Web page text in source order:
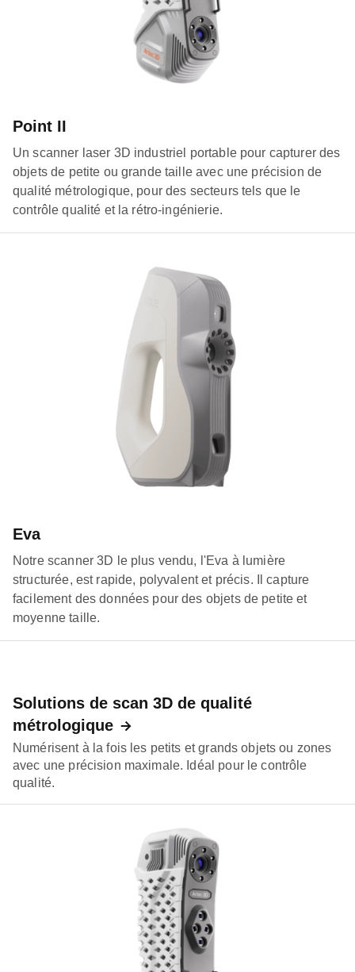
Point II
Un scanner laser 3D industriel portable pour capturer des
objets de petite ou grande taille avec une précision de
qualité métrologique, pour des secteurs tels que le
contrôle qualité et la rétro-ingénierie.
Eva
Notre scanner 3D le plus vendu, l'Eva à lumière
structurée, est rapide, polyvalent et précis. Il capture
facilement des données pour des objets de petite et
moyenne taille.
Solutions de scan 3D de qualité
métrologique
Numérisent à la fois les petits et grands objets ou zones
avec une précision maximale. Idéal pour le contrôle
qualité.